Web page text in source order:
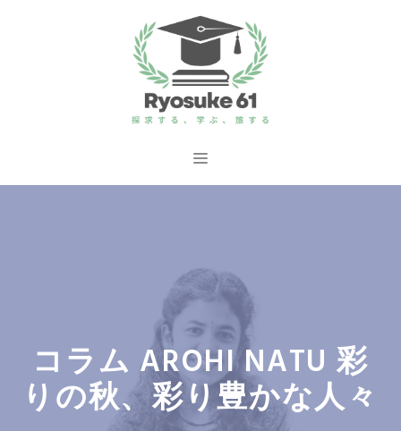
ス
メ
コラム AROHI NATU 彩
りの秋、彩り豊かな人々